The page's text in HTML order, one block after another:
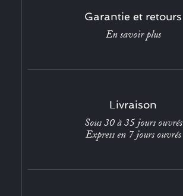
Garantie et retours
En savoir plus
Livraison
Sous 30 à 35 jours ouvrés
Express en 7 jours ouvrés